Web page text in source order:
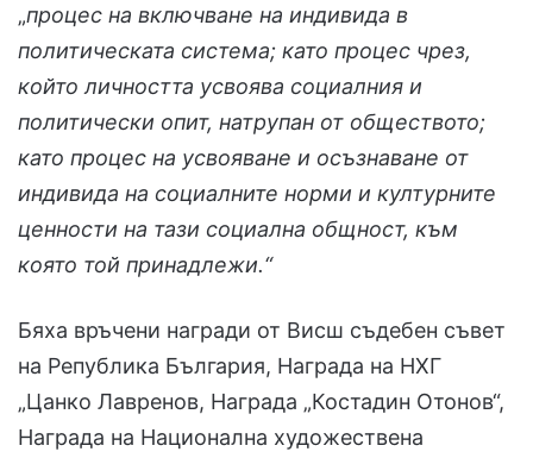
„процес на включване на индивида в
политическата система; като процес чрез,
който личността усвоява социалния и
политически опит, натрупан от обществото;
като процес на усвояване и осъзнаване от
индивида на социалните норми и културните
ценности на тази социална общност, към
която той принадлежи.“
Бяха връчени награди от Висш съдебен съвет
на Република България, Награда на НХГ
„Цанко Лавренов, Награда „Костадин Отонов“,
Награда на Национална художествена